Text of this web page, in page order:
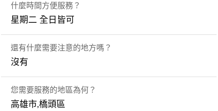
什麼時間方便服務？
星期二 全日皆可
還有什麼需要注意的地方嗎？
沒有
您需要服務的地區為何？
高雄市,橋頭區